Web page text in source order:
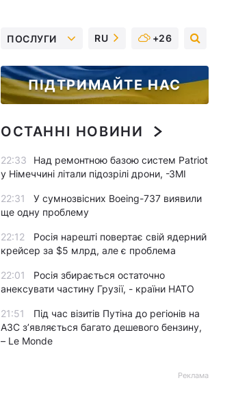
ПОСЛУГИ RU +26
ПІДТРИМАЙТЕ НАС
ОСТАННІ НОВИНИ
22:33
Над ремонтною базою систем Patriot
у Німеччині літали підозрілі дрони, -ЗМІ
22:31
У сумнозвісних Boeing-737 виявили
ще одну проблему
22:12
Росія нарешті повертає свій ядерний
крейсер за $5 млрд, але є проблема
22:01
Росія збирається остаточно
анексувати частину Грузії, - країни НАТО
21:51
Під час візитів Путіна до регіонів на
АЗС з’являється багато дешевого бензину,
– Le Monde
Реклама